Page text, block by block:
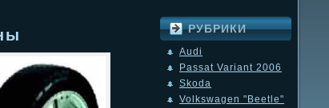
РУБРИКИ
Audi
Passat Variant 2006
Skoda
Volkswagen "Beetle"